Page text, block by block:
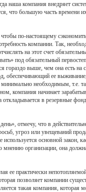
наша компания внедряет
что большую часть времени
по-настоящему
компании. Так,
на этот счет
под обязательный
гораздо выше, чем она есть
обеспечивающий ее
необходимым, т.е.
компания начинает
в резервные
отмечу, что в
угроз или увещеваний
основной закон,
организации, она
ее практически
позволяет компании
такая компания, которая